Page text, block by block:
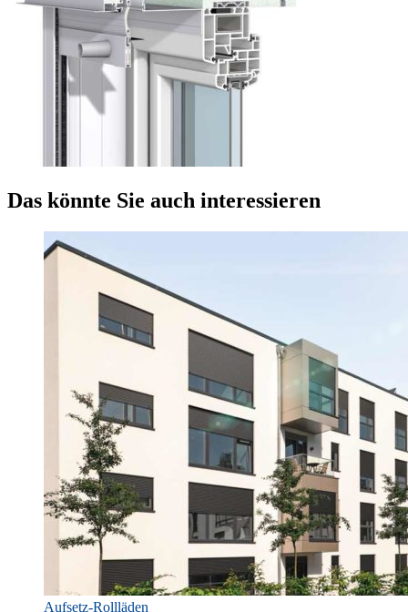
Das könnte Sie auch interessieren
Aufsetz-Rollläden